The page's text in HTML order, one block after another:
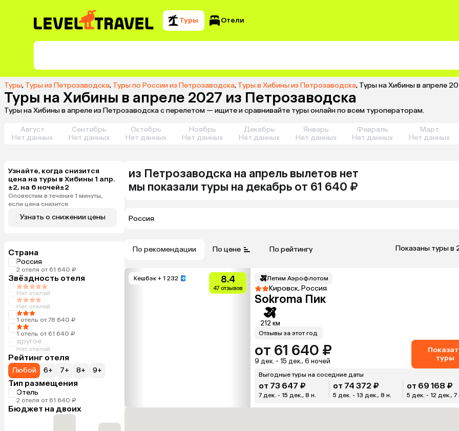
Туры Отели
Туры, Туры из Петрозаводска, Туры по России из Петрозаводска, Туры в Хибины из Петрозаводска, Туры на Хибины в апреле
Туры на Хибины в апреле 2027 из Петрозаводска
Туры на Хибины в апреле из Петрозаводска с перелетом — ищите и сравнивайте туры онлайн по всем туроператорам.
Август
Нет данных
Сентябрь
Нет данных
Октябрь
Нет данных
Ноябрь
Нет данных
Декабрь
Нет данных
Январь
Нет данных
Февраль
Нет данных
Март
Нет данных
Узнайте, когда снизится
цена на туры в Хибины 1 апр.
±2, на 6 ночей±2
Оповестим в течение 1 минуты,
если цена снизится
Узнать о снижении цены
Страна
Россия
2 отеля от 61 640 ₽
Звёздность отеля
Нет отелей
Нет отелей
1 отель от 78 640 ₽
1 отель от 61 640 ₽
другое
Нет отелей
Рейтинг отеля
Любой 6+ 7+ 8+ 9+
Тип размещения
Отель
2 отеля от 61 640 ₽
Бюджет на двоих
из Петрозаводска на апрель вылетов нет
мы показали туры на декабрь от 61 640 ₽
Россия
По рекомендации По цене По рейтингу Показаны туры в
Кешбэк + 1 232 8.4
47 отзывов
Летим Аэрофлотом
Кировск, Россия
Sokroma Пик
212 км
Отзывы за этот год
от 61 640 ₽
9 дек. - 15 дек., 6 ночей
туры
Выгодные туры на соседние даты
от 73 647 ₽
7 дек. - 15 дек., 8 н.
от 74 372 ₽
5 дек. - 13 дек., 8 н.
от 69 168 ₽
5 дек. - 12 дек., 7